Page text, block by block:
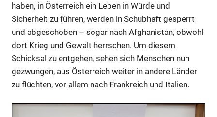
haben, in Österreich ein Leben in Würde und
Sicherheit zu führen, werden in Schubhaft gesperrt
und abgeschoben – sogar nach Afghanistan, obwohl
dort Krieg und Gewalt herrschen. Um diesem
Schicksal zu entgehen, sehen sich Menschen nun
gezwungen, aus Österreich weiter in andere Länder
zu flüchten, vor allem nach Frankreich und Italien.